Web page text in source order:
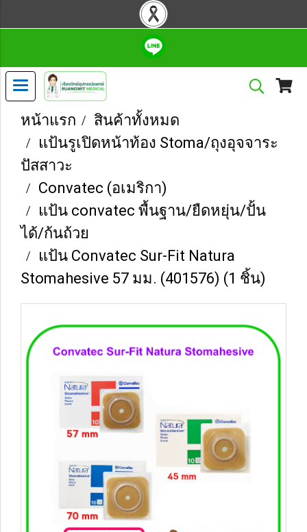
หน้าแรก
สินค้าทั้งหมด
แป้นรูเปิดหน้าท้อง Stoma/ถุงอุจจาระ
ปัสสาวะ
Convatec (อเมริกา)
แป้น convatec พื้นฐาน/ยืดหยุ่น/ปั้น
ได้/ก้นถ้วย
แป้น Convatec Sur-Fit Natura
Stomahesive 57 มม. (401576) (1 ชิ้น)